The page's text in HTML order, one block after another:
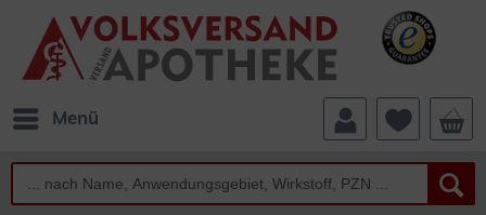
Menü